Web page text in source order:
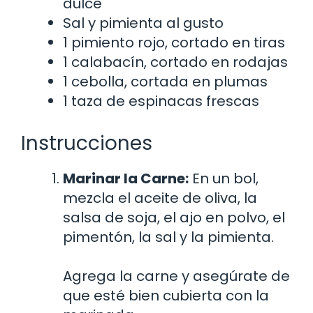
Sal y pimienta al gusto
1 pimiento rojo, cortado en tiras
1 calabacín, cortado en rodajas
1 cebolla, cortada en plumas
1 taza de espinacas frescas
Instrucciones
Marinar la Carne: En un bol,
mezcla el aceite de oliva, la
salsa de soja, el ajo en polvo, el
pimentón, la sal y la pimienta.
Agrega la carne y asegúrate de
que esté bien cubierta con la